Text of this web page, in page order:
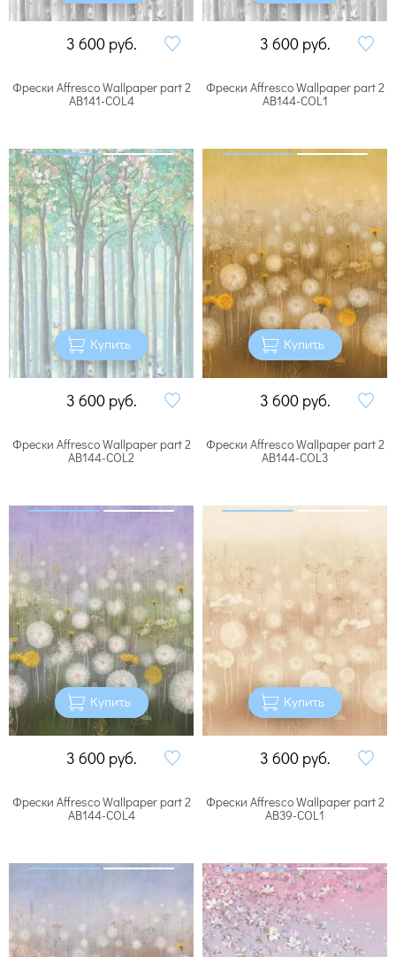
3 600 руб. 3 600 руб.
Фрески Affresco Wallpaper part 2
AB141-COL4
Купить
3 600 руб.
Фрески Affresco Wallpaper part 2
AB144-COL1
Купить
3 600 руб.
Фрески Affresco Wallpaper part 2
AB144-COL2
Купить
3 600 руб.
Фрески Affresco Wallpaper part 2
AB144-COL3
Купить
3 600 руб.
Фрески Affresco Wallpaper part 2
AB144-COL4
Фрески Affresco Wallpaper part 2
AB39-COL1